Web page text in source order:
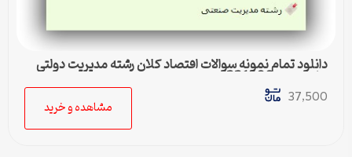
دانلود تمام نمونه سوالات اقتصاد کلان رشته مدیریت دولتی
پیام نور کد 1221006
37,500
مشاهده و خرید